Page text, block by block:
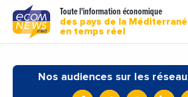
Toute l'information économique
des pays de la
en temps réel
Nos audiences sur les